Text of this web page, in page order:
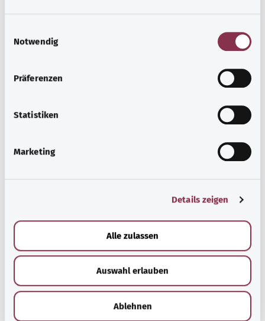
Notwendig
Präferenzen
Statistiken
Marketing
Details zeigen
Alle zulassen
Auswahl erlauben
Ablehnen
Источник
hab’ ich? GmbH по поручению Bundesministerium für
gesund.bund.de
Bundesministerium für
Gesundheit (Федеральное
министерство